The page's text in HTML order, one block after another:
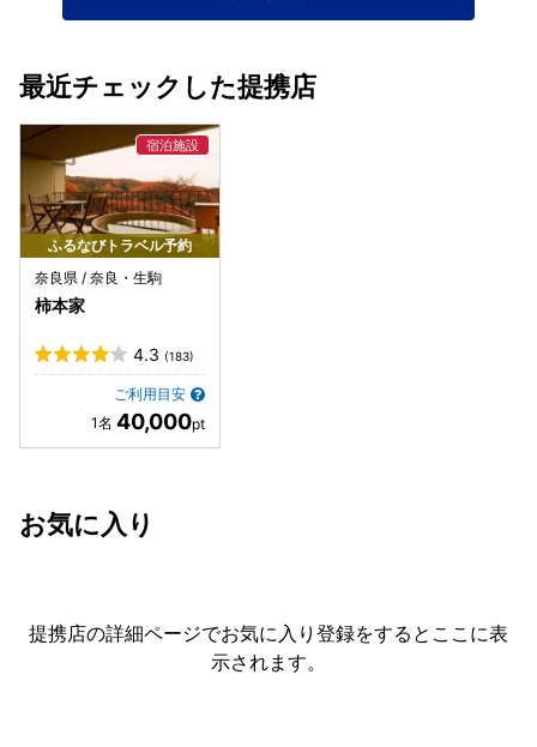
最近チェックした提携店
ふるなびトラベル予約
奈良県 / 奈良・生駒
柿本家
4.3 (183)
ご利用目安
40,000
お気に入り
提携店の詳細ページでお気に入り登録をすると ここに表
示されます。